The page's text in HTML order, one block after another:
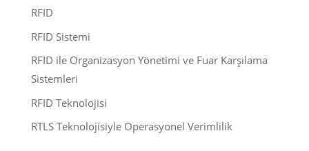
RFID
RFID Sistemi
RFID ile Organizasyon Yönetimi ve Fuar Karşılama
Sistemleri
RFID Teknolojisi
RTLS Teknolojisiyle Operasyonel Verimlilik